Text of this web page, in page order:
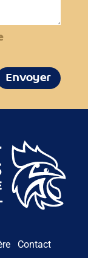
Envoyer
Contact